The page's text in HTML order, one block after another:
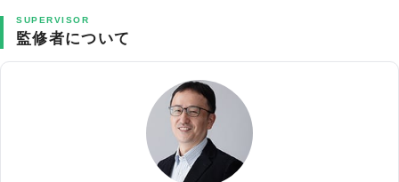
SUPERVISOR
監修者について